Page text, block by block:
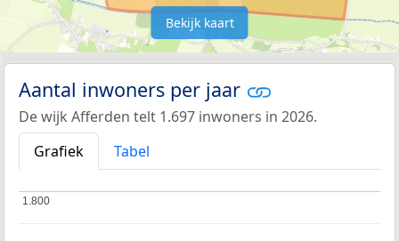
Bekijk kaart
Aantal inwoners per jaar
De wijk Afferden telt 1.697 inwoners in 2026.
Grafiek
Tabel
1.800
1.800